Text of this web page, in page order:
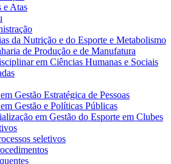
e Atas
da Nutrição e do Esporte e Metabolismo
de Produção e de Manufatura
em Ciências Humanas e Sociais
Gestão Estratégica de Pessoas
Gestão e Políticas Públicas
em Gestão do Esporte em Clubes
seletivos